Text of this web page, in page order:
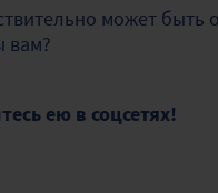
может
вам?
ею в соцсетях!